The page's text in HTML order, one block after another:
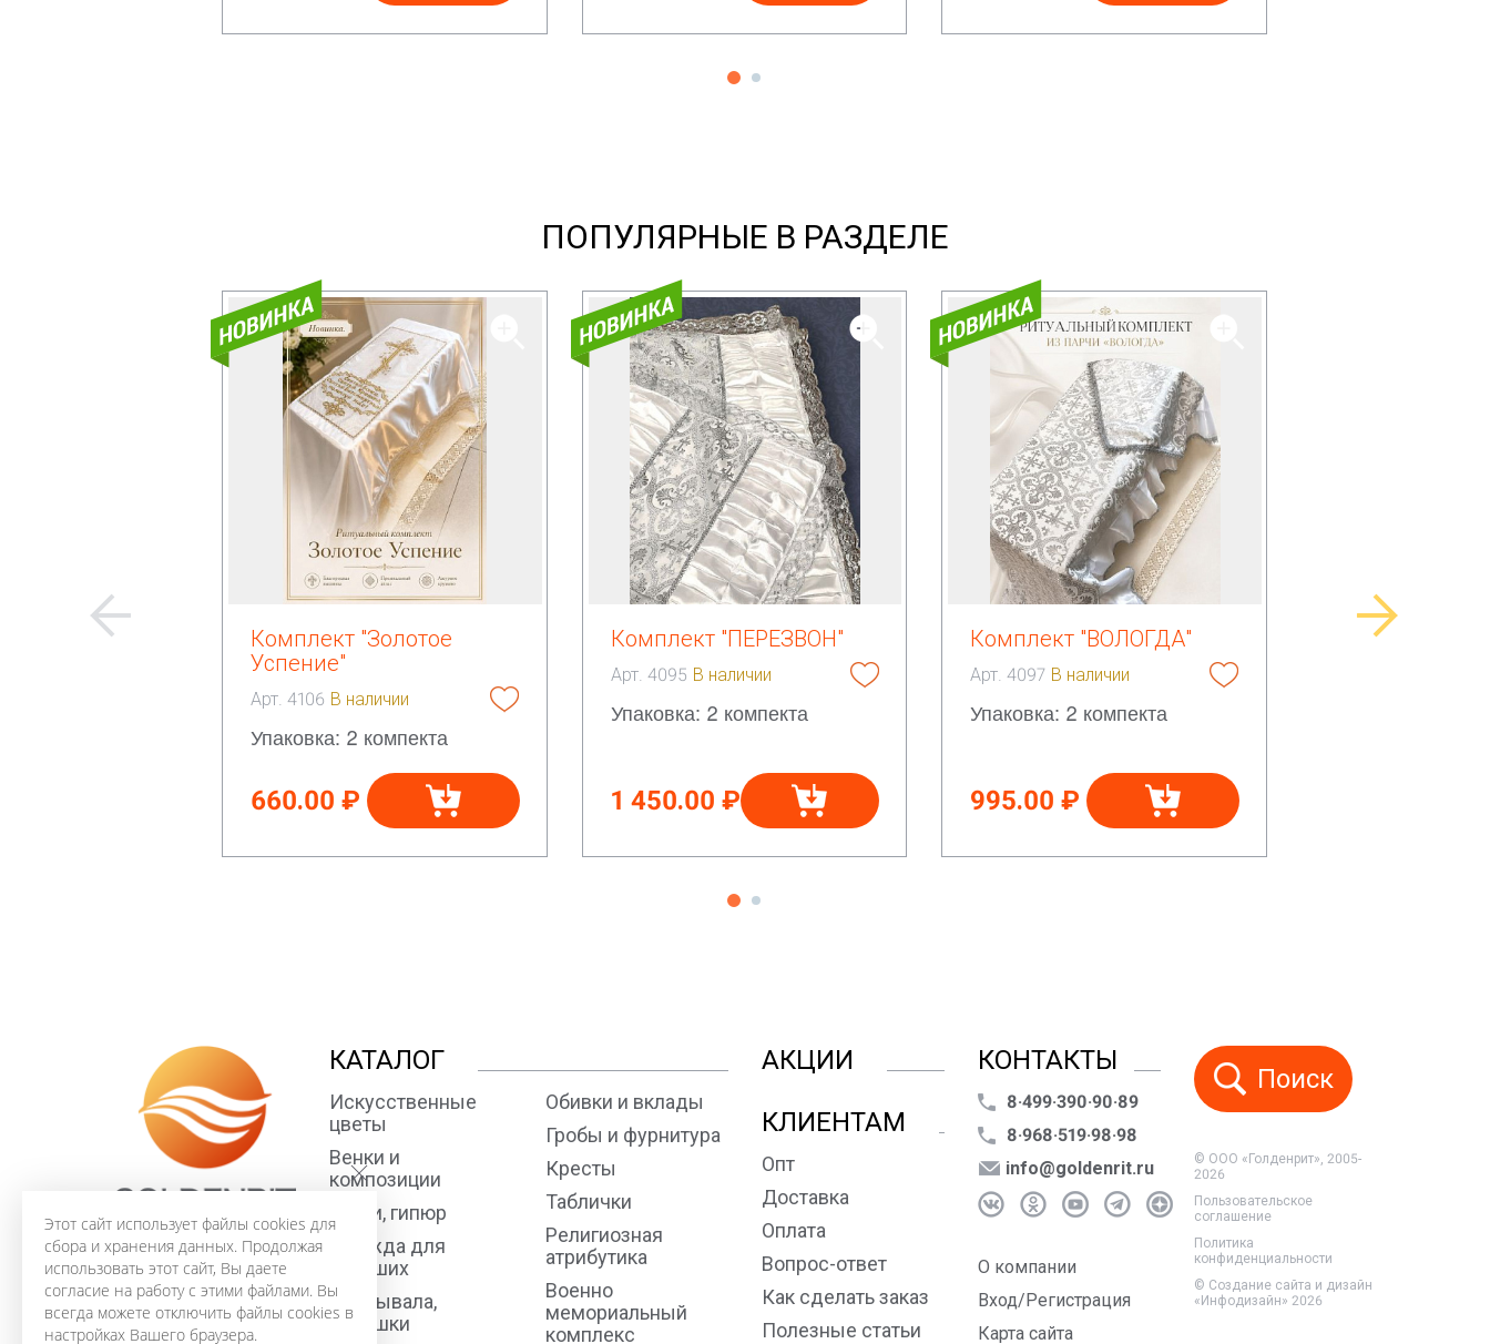
ПОПУЛЯРНЫЕ В РАЗДЕЛЕ
Комплект "Золотое
Успение"
Арт. 4106 В наличии
Упаковка: 2 компекта
660.00 ₽
Комплект "ПЕРЕЗВОН"
Арт. 4095 В наличии
Упаковка: 2 компекта
1 450.00 ₽
Комплект "ВОЛОГДА"
Арт. 4097 В наличии
Упаковка: 2 компекта
995.00 ₽
КАТАЛОГ
Искусственные
цветы
Венки и
композиции
Ткани, гипюр
Одежда для
усопших
Покрывала,
подушки
Обивки и вклады
Гробы и фурнитура
Кресты
Таблички
Религиозная
атрибутика
Военно
мемориальный
комплекс
АКЦИИ
КЛИЕНТАМ
Опт
Доставка
Оплата
Вопрос-ответ
Как сделать заказ
Полезные статьи
КОНТАКТЫ
8·499·390·90·89
8·968·519·98·98
info@goldenrit.ru
О компании
Вход/Регистрация
Карта сайта
Поиск
© ООО «Голденрит», 2005-
2026
Пользовательское
соглашение
Политика
конфиденциальности
© Создание сайта и дизайн
«Инфодизайн» 2026
Этот сайт использует файлы cookies для
сбора и хранения данных. Продолжая
использовать этот сайт, Вы даете
согласие на работу с этими файлами. Вы
всегда можете отключить файлы cookies в
настройках Вашего браузера.